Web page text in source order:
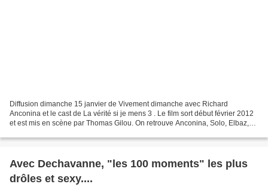
Diffusion dimanche 15 janvier de Vivement dimanche avec Richard
Anconina et le cast de La vérité si je mens 3 . Le film sort début février 2012
et est mis en scène par Thomas Gilou. On retrouve Anconina, Solo, Elbaz,
Avec Dechavanne, "les 100 moments" les plus
drôles et sexy....